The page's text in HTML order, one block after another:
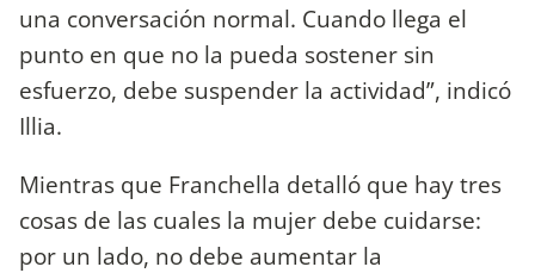
una conversación normal. Cuando llega el
punto en que no la pueda sostener sin
esfuerzo, debe suspender la actividad”, indicó
Illia.
Mientras que Franchella detalló que hay tres
cosas de las cuales la mujer debe cuidarse:
por un lado, no debe aumentar la